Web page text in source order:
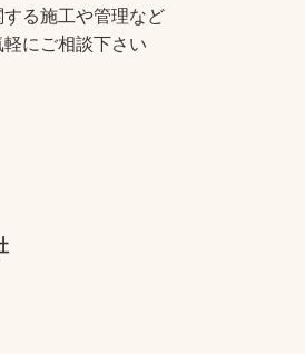
る施工や管理など
にご相談下さい